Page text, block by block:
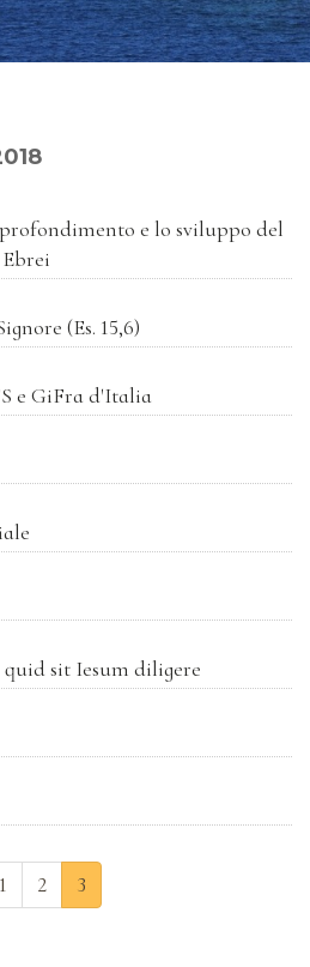
e lo sviluppo del
(Es. 15,6)
e GiFra d'Italia
sit Iesum diligere
1 2 3